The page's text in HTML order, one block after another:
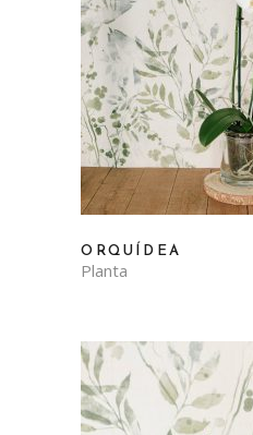
ORQUÍDEA
Planta